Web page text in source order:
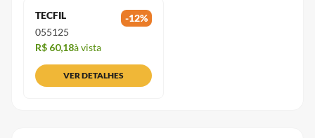
TECFIL -12%
055125
R$ 60,18à vista
VER DETALHES